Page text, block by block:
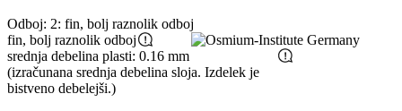
Odboj: 2: fin, bolj raznolik odboj
fin, bolj raznolik odboj
srednja debelina plasti: 0.16 mm
(izračunana srednja debelina sloja. Izdelek je
bistveno debelejši.)